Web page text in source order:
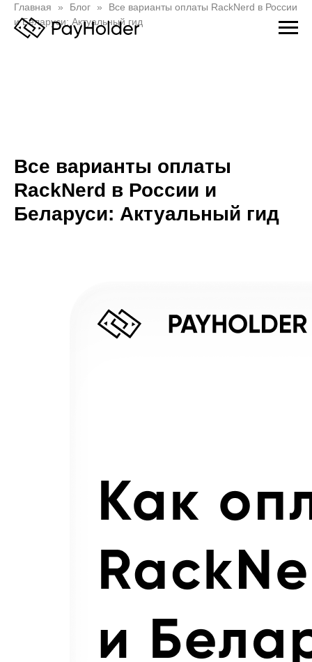
Главная Блог
Все варианты оплаты RackNerd в России
и Беларуси: Актуальный гид
Все варианты оплаты
RackNerd в России и
Беларуси: Актуальный гид